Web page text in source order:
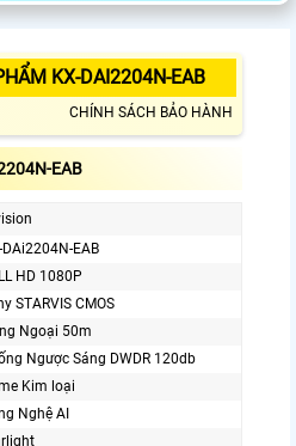
KX-DAI2204N-EAB
CHÍNH SÁCH BẢO HÀNH
EAB
DAi2204N-EAB
HD 1080P
STARVIS CMOS
Ngoại 50m
Ngược Sáng DWDR 120db
Kim loại
Nghệ AI